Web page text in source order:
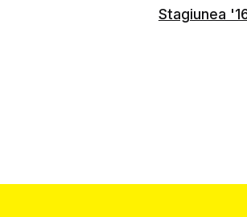
Stagiunea